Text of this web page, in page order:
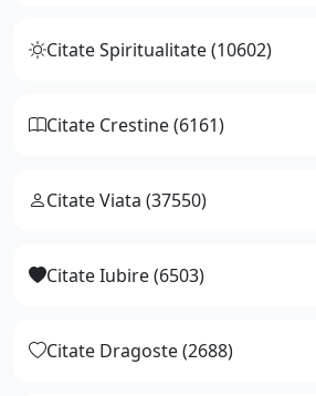
Citate Spiritualitate (10602)
Citate Crestine (6161)
Citate Viata (37550)
Citate Iubire (6503)
Citate Dragoste (2688)